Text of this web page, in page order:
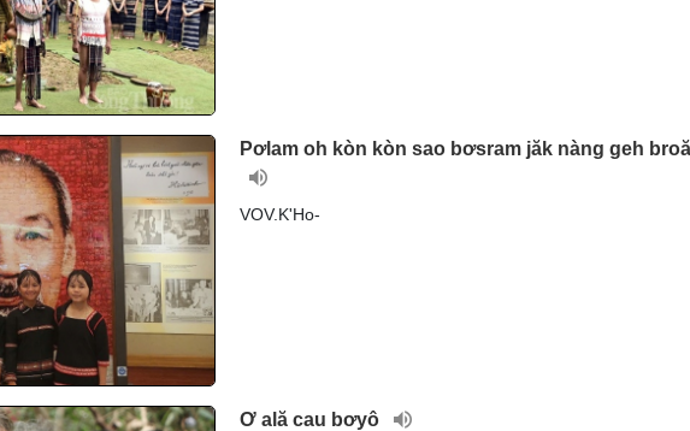
Pơlam oh kòn kòn sao bơsram jăk nàng geh
VOV.K'Ho-
Ơ ală cau bơyô